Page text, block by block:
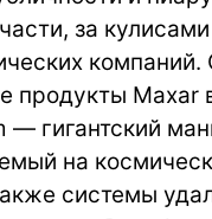
за
продукты Maxar
— гигантский
на
системы